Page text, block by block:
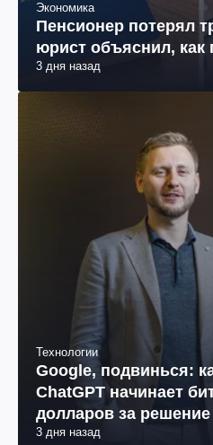
Экономика
Пенсионер потерял
юрист объяснил, как
3 дня назад
Технологии
Google, подвинься:
ChatGPT начинает
долларов за
3 дня назад